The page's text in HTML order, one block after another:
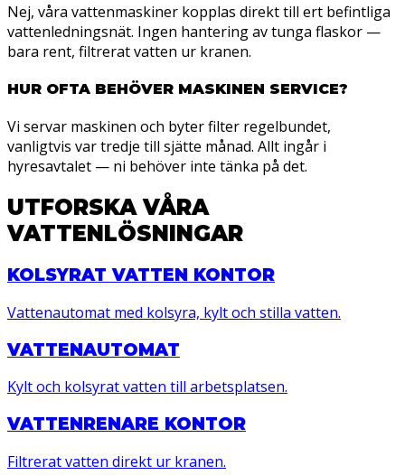
Nej, våra vattenmaskiner kopplas direkt till ert befintliga
vattenledningsnät. Ingen hantering av tunga flaskor —
bara rent, filtrerat vatten ur kranen.
HUR OFTA BEHÖVER MASKINEN SERVICE?
Vi servar maskinen och byter filter regelbundet,
vanligtvis var tredje till sjätte månad. Allt ingår i
hyresavtalet — ni behöver inte tänka på det.
UTFORSKA VÅRA
VATTENLÖSNINGAR
KOLSYRAT VATTEN KONTOR
Vattenautomat med kolsyra, kylt och stilla vatten.
VATTENAUTOMAT
Kylt och kolsyrat vatten till arbetsplatsen.
VATTENRENARE KONTOR
Filtrerat vatten direkt ur kranen.